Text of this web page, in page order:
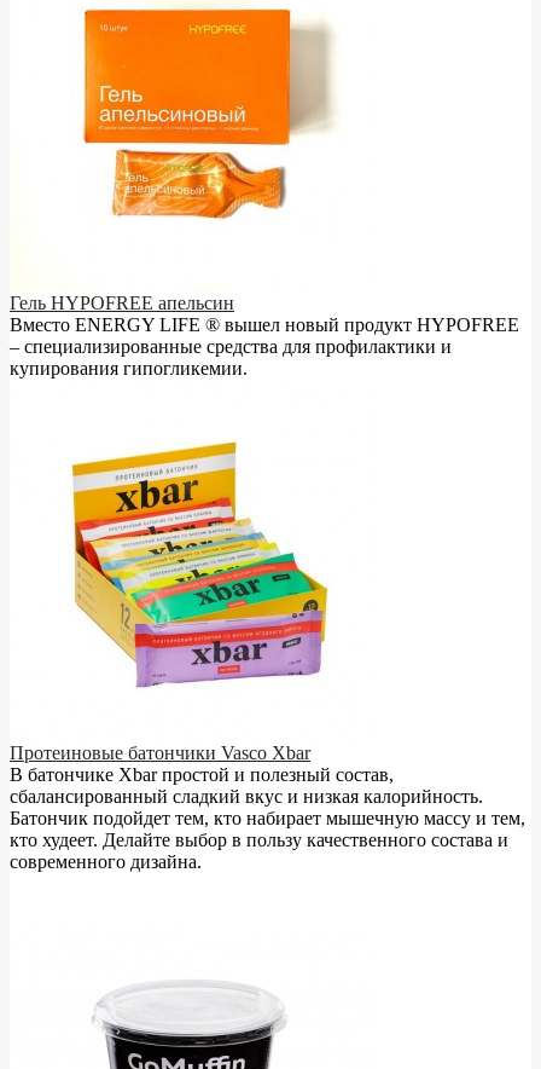
Гель HYPOFREE апельсин
Вместо ENERGY LIFE ® вышел новый продукт HYPOFREE
– cпециализированные средства для профилактики и
купирования гипогликемии.
Протеиновые батончики Vasco Xbar
В батончике Xbar простой и полезный состав,
сбалансированный сладкий вкус и низкая калорийность.
Батончик подойдет тем, кто набирает мышечную массу и тем,
кто худеет. Делайте выбор в пользу качественного состава и
современного дизайна.